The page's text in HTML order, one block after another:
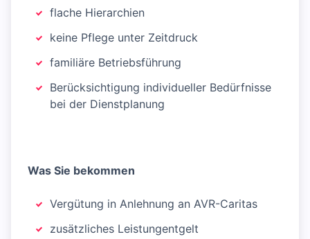
flache Hierarchien
keine Pflege unter Zeitdruck
familiäre Betriebsführung
Berücksichtigung individueller Bedürfnisse
bei der Dienstplanung
Was Sie bekommen
Vergütung in Anlehnung an AVR-Caritas
zusätzliches Leistungentgelt